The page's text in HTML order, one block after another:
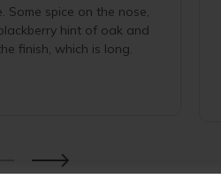
Some spice on the nose,
hint of oak and
finish, which is long.